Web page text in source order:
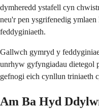
dymheredd ystafell cyn
neu'r pen ysgrifenedig
feddyginiaeth.
Gallwch gymryd y
unrhyw gyfyngiadau dietegol
gefnogi eich cynllun triniaeth
Am Ba Hyd